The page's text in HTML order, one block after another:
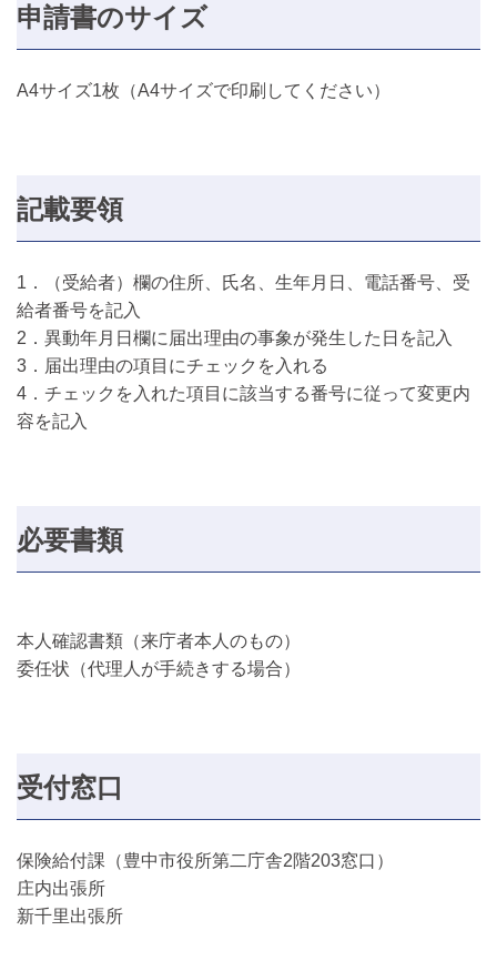
申請書のサイズ
A4サイズ1枚（A4サイズで印刷してください）
記載要領
1．（受給者）欄の住所、氏名、生年月日、電話番号、受
給者番号を記入
2．異動年月日欄に届出理由の事象が発生した日を記入
3．届出理由の項目にチェックを入れる
4．チェックを入れた項目に該当する番号に従って変更内
容を記入
必要書類
本人確認書類（来庁者本人のもの）
委任状（代理人が手続きする場合）
受付窓口
保険給付課（豊中市役所第二庁舎2階203窓口）
庄内出張所
新千里出張所